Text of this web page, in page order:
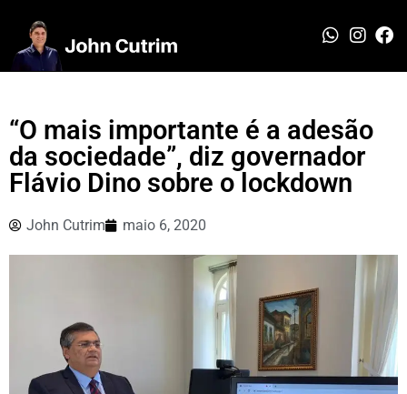
“O mais importante é a adesão
da sociedade”, diz governador
Flávio Dino sobre o lockdown
John Cutrim maio 6, 2020